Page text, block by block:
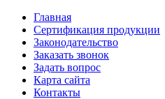
Главная
Сертификация продукции
Законодательство
Заказать звонок
Задать вопрос
Карта сайта
Контакты